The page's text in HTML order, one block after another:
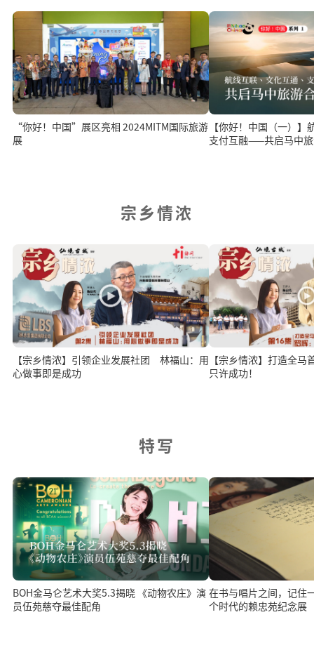
“你好！中国”展区亮相 2024MITM国际旅游
展
【你好！中国（一）
支付互融——共启马中
宗乡情浓
【宗乡情浓】引领企业发展社团 林福山：用
心做事即是成功
【宗乡情浓】打造全
只许成功！
特写
BOH金马仑艺术大奖5.3揭晓 《动物农庄》演
员伍苑慈夺最佳配角
在书与唱片之间，记住
个时代的赖忠苑纪念展